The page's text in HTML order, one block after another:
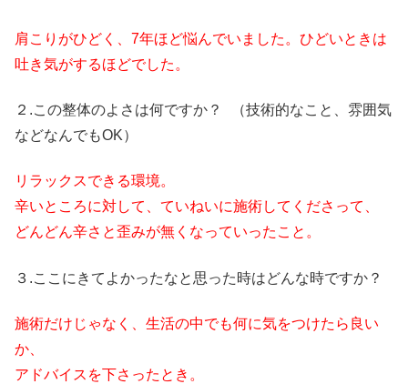
肩こりがひどく、7年ほど悩んでいました。ひどいときは
吐き気がするほどでした。
２.この整体のよさは何ですか？ （技術的なこと、雰囲気
などなんでもOK）
リラックスできる環境。
辛いところに対して、ていねいに施術してくださって、
どんどん辛さと歪みが無くなっていったこと。
３.ここにきてよかったなと思った時はどんな時ですか？
施術だけじゃなく、生活の中でも何に気をつけたら良い
か、
アドバイスを下さったとき。